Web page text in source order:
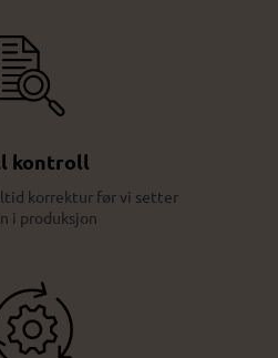
kontroll
korrektur før vi setter
i produksjon